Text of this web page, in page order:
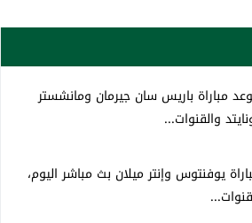
مباراة باريس سان جيرمان ومانشستر
والقنوات...
يوفنتوس وإنتر ميلان بث مباشر اليوم،